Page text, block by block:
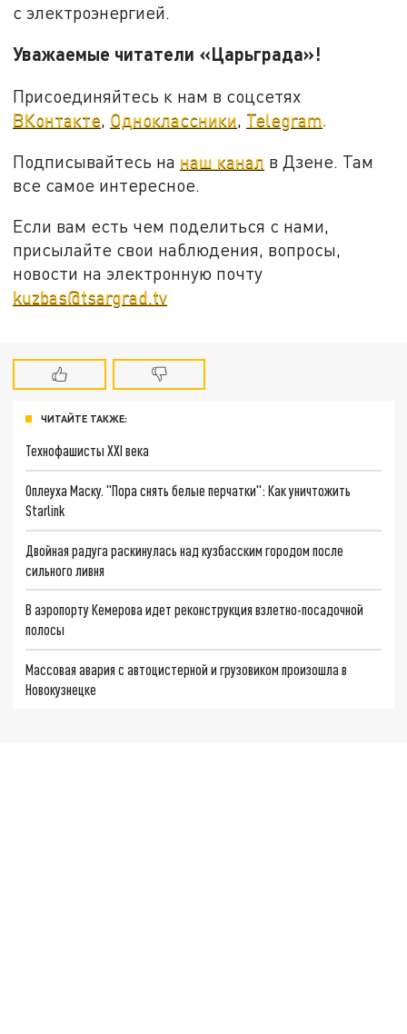
с электроэнергией.
Уважаемые читатели «Царьграда»!
Присоединяйтесь к нам в соцсетях
ВКонтакте, Одноклассники, Telegram.
Подписывайтесь на наш канал в Дзене. Там
все самое интересное.
Если вам есть чем поделиться с нами,
присылайте свои наблюдения, вопросы,
новости на электронную почту
kuzbas@tsargrad.tv
ЧИТАЙТЕ ТАКЖЕ:
Технофашисты XXI века
Оплеуха Маску. "Пора снять белые перчатки": Как уничтожить
Starlink
Двойная радуга раскинулась над кузбасским городом после
сильного ливня
В аэропорту Кемерова идет реконструкция взлетно-посадочной
полосы
Массовая авария с автоцистерной и грузовиком произошла в
Новокузнецке